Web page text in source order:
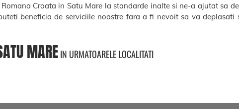
Croata in Satu Mare la standarde inalte si ne-a ajutat sa
beneficia de serviciile noastre fara a fi nevoit sa va deplasati
MAREIN URMATOARELE LOCALITATI